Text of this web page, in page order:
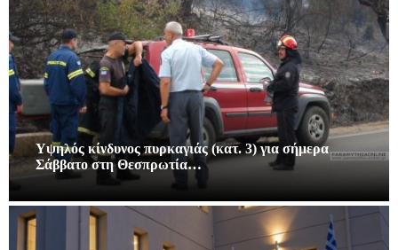
Υψηλός κίνδυνος πυρκαγιάς (κατ. 3) για σήμερα
Σάββατο στη Θεσπρωτία…